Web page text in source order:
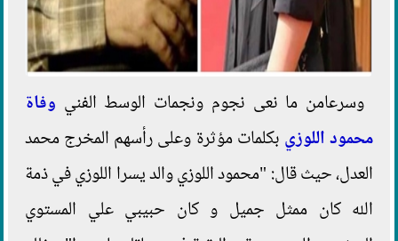
وسرعامن ما نعى نجوم ونجمات الوسط الفني وفاة
محمود اللوزي بكلمات مؤثرة وعلى رأسهم المخرج محمد
العدل، حيث قال: "محمود اللوزي والد يسرا اللوزي في ذمة
الله كان ممثل جميل و كان حبيبي علي المستوي